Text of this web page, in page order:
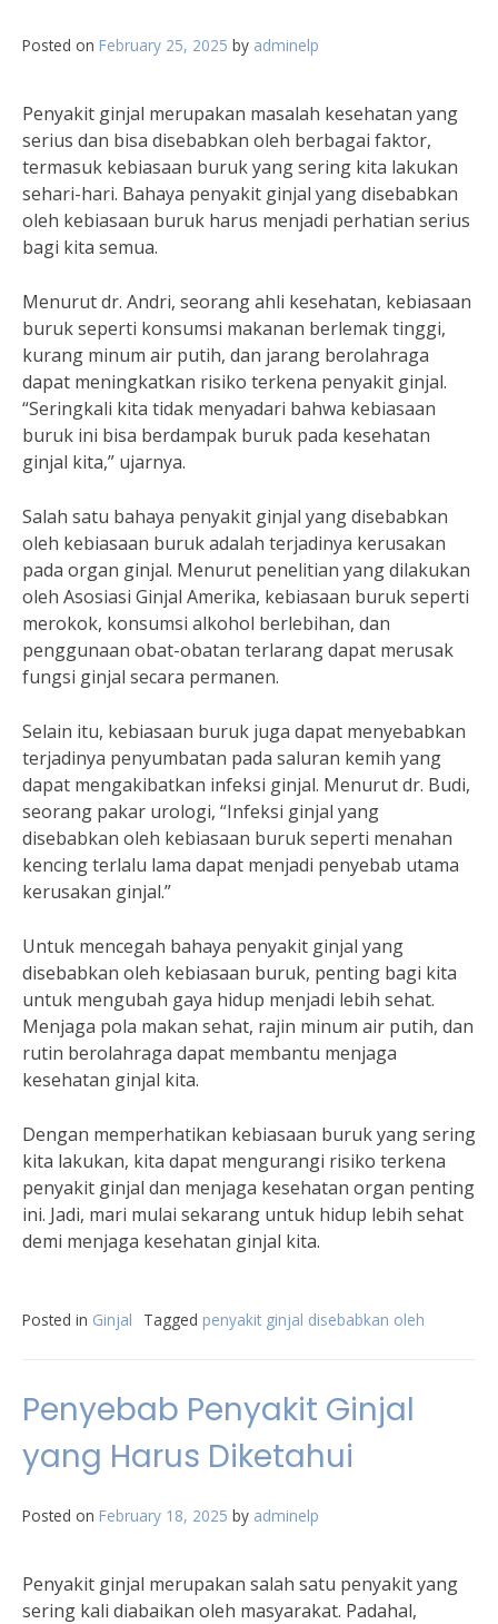
Posted on February 25, 2025 by adminelp
Penyakit ginjal merupakan masalah kesehatan yang
serius dan bisa disebabkan oleh berbagai faktor,
termasuk kebiasaan buruk yang sering kita lakukan
sehari-hari. Bahaya penyakit ginjal yang disebabkan
oleh kebiasaan buruk harus menjadi perhatian serius
bagi kita semua.
Menurut dr. Andri, seorang ahli kesehatan, kebiasaan
buruk seperti konsumsi makanan berlemak tinggi,
kurang minum air putih, dan jarang berolahraga
dapat meningkatkan risiko terkena penyakit ginjal.
“Seringkali kita tidak menyadari bahwa kebiasaan
buruk ini bisa berdampak buruk pada kesehatan
ginjal kita,” ujarnya.
Salah satu bahaya penyakit ginjal yang disebabkan
oleh kebiasaan buruk adalah terjadinya kerusakan
pada organ ginjal. Menurut penelitian yang dilakukan
oleh Asosiasi Ginjal Amerika, kebiasaan buruk seperti
merokok, konsumsi alkohol berlebihan, dan
penggunaan obat-obatan terlarang dapat merusak
fungsi ginjal secara permanen.
Selain itu, kebiasaan buruk juga dapat menyebabkan
terjadinya penyumbatan pada saluran kemih yang
dapat mengakibatkan infeksi ginjal. Menurut dr. Budi,
seorang pakar urologi, “Infeksi ginjal yang
disebabkan oleh kebiasaan buruk seperti menahan
kencing terlalu lama dapat menjadi penyebab utama
kerusakan ginjal.”
Untuk mencegah bahaya penyakit ginjal yang
disebabkan oleh kebiasaan buruk, penting bagi kita
untuk mengubah gaya hidup menjadi lebih sehat.
Menjaga pola makan sehat, rajin minum air putih, dan
rutin berolahraga dapat membantu menjaga
kesehatan ginjal kita.
Dengan memperhatikan kebiasaan buruk yang sering
kita lakukan, kita dapat mengurangi risiko terkena
penyakit ginjal dan menjaga kesehatan organ penting
ini. Jadi, mari mulai sekarang untuk hidup lebih sehat
demi menjaga kesehatan ginjal kita.
Posted in Ginjal Tagged penyakit ginjal disebabkan oleh
Penyebab Penyakit Ginjal
yang Harus Diketahui
Posted on February 18, 2025 by adminelp
Penyakit ginjal merupakan salah satu penyakit yang
sering kali diabaikan oleh masyarakat. Padahal,